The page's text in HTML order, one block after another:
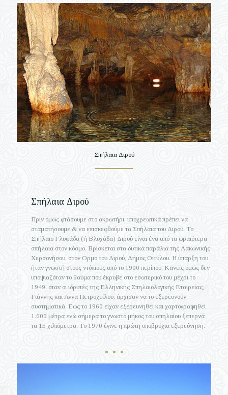
Σπήλαια Διρού
Σπήλαια Διρού
Πριν όμως φτάσουμε στο ακρωτήρι, υποχρεωτικά πρέπει να
σταματήσουμε & να επισκεφθούμε τα Σπήλαια του Διρού. Το
Σπήλαιο Γλυφάδα (ή Βλυχάδα) Διρού είναι ένα από τα ωραιότερα
σπήλαια στον κόσμο. Βρίσκεται στα δυτικά παράλια της Λακωνικής
Χερσονήσου, στον Ορμο του Διρού, Δήμος Οιτύλου. Η ύπαρξη του
ήταν γνωστή στους ντόπιους από το 1900 περίπου. Κανείς όμως δεν
υποψιαζόταν το θαύμα που έκρυβε στο εσωτερικό του μέχρι το
1949, όταν οι ιδρυτές της Ελληνικής Σπηλαιολογικής Εταιρείας,
Γιάννης και Αννα Πετροχείλου, άρχισαν να το εξερευνούν
συστηματικά. Εως το 1960 είχαν εξερευνηθεί και χαρτογραφηθεί
1.600 μέτρα ενώ σήμερα το γνωστό μήκος του σπηλαίου ξεπερνά
τα 15 χιλιόμετρα. Το 1970 έγινε η πρώτη υποβρύχια εξερεύνηση.